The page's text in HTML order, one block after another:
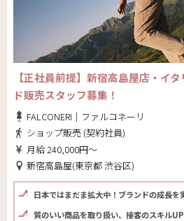
【正社員前提】新宿高島屋店・イ
ド販売スタッフ募集！
FALCONERI｜ファルコネーリ
ショップ販売 (契約社員)
月給 240,000円～
新宿高島屋(東京都 渋谷区)
日本ではまだま拡大中！ブランドの成長を
質のいい商品を取り扱い、接客のスキルUP